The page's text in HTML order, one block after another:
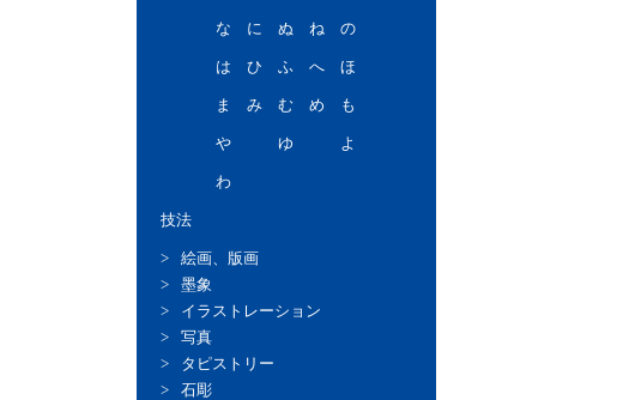
な に ぬ ね の
は ひ ふ へ ほ
ま み む め も
や ゆ よ
わ
技法
絵画、版画
墨象
イラストレーション
写真
タピストリー
石彫